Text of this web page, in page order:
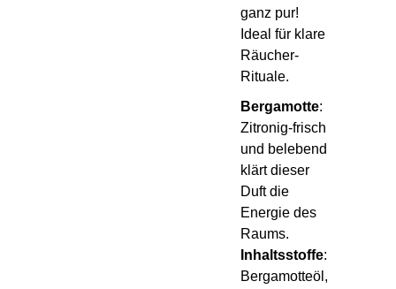
ganz pur!
Ideal für klare
Räucher-
Rituale.
Bergamotte:
Zitronig-frisch
und belebend
klärt dieser
Duft die
Energie des
Raums.
Inhaltsstoffe:
Bergamotteöl,